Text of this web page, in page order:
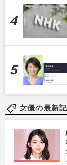
女優の最新